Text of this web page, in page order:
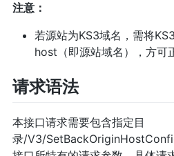
注意：
若源站为KS3域名，需将
host（即源站域名），方可
请求语法
本接口请求需要包含指定目
录/V3/